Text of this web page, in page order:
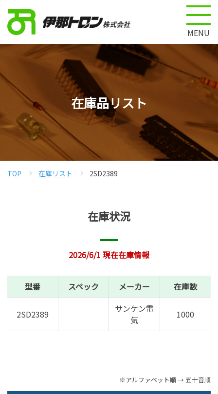
MENU
在庫品リスト
TOP 在庫リスト 2SD2389
在庫状況
2026/6/1 現在在庫情報
型番 スペック メーカー 在庫数
2SD2389
サンケン電
気
1000
※アルファベット順 → 五十音順